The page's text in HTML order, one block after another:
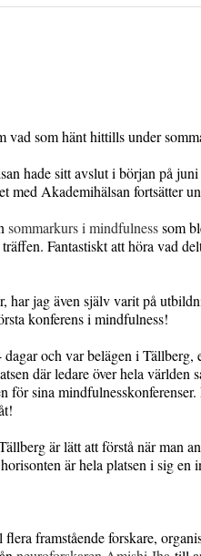
vad som hänt hittills under
hade sitt avslut i början på
med Akademihälsan fortsätter
sommarkurs i mindfulnesssom
Fantastiskt att höra vad
har jag även själv varit på
konferens i mindfulness!
och var belägen i
där ledare över hela världen
för sina
är lätt att förstå när man
är hela platsen i sig en
framstående forskare,